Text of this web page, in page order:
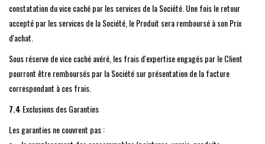
constatation du vice caché par les services de la Société. Une fois le retour
accepté par les services de la Société, le Produit sera remboursé à son Prix
d'achat.
Sous réserve de vice caché avéré, les frais d'expertise engagés par le Client
pourront être remboursés par la Société sur présentation de la facture
correspondant à ces frais.
7.4 Exclusions des Garanties
Les garanties ne couvrent pas :